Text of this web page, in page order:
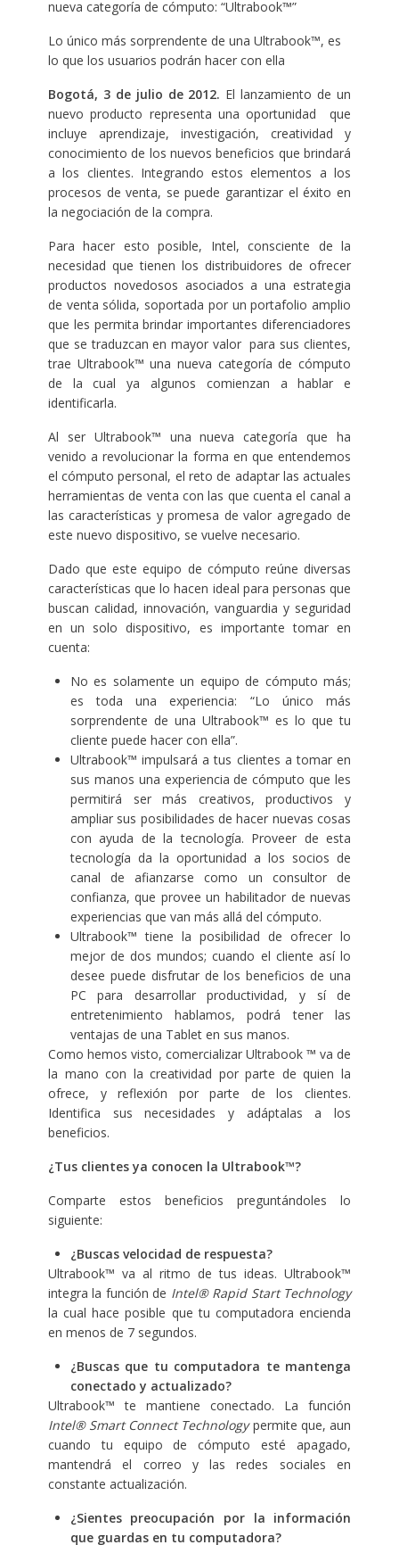
nueva categoría de cómputo: “Ultrabook™”
Lo único más sorprendente de una Ultrabook™, es
lo que los usuarios podrán hacer con ella
Bogotá, 3 de julio de 2012. El lanzamiento de un
nuevo producto representa una oportunidad que
incluye aprendizaje, investigación, creatividad y
conocimiento de los nuevos beneficios que brindará
a los clientes. Integrando estos elementos a los
procesos de venta, se puede garantizar el éxito en
la negociación de la compra.
Para hacer esto posible, Intel, consciente de la
necesidad que tienen los distribuidores de ofrecer
productos novedosos asociados a una estrategia
de venta sólida, soportada por un portafolio amplio
que les permita brindar importantes diferenciadores
que se traduzcan en mayor valor para sus clientes,
trae Ultrabook™ una nueva categoría de cómputo
de la cual ya algunos comienzan a hablar e
identificarla.
Al ser Ultrabook™ una nueva categoría que ha
venido a revolucionar la forma en que entendemos
el cómputo personal, el reto de adaptar las actuales
herramientas de venta con las que cuenta el canal a
las características y promesa de valor agregado de
este nuevo dispositivo, se vuelve necesario.
Dado que este equipo de cómputo reúne diversas
características que lo hacen ideal para personas que
buscan calidad, innovación, vanguardia y seguridad
en un solo dispositivo, es importante tomar en
cuenta:
No es solamente un equipo de cómputo más;
es toda una experiencia: “Lo único más
sorprendente de una Ultrabook™ es lo que tu
cliente puede hacer con ella”.
Ultrabook™ impulsará a tus clientes a tomar en
sus manos una experiencia de cómputo que les
permitirá ser más creativos, productivos y
ampliar sus posibilidades de hacer nuevas cosas
con ayuda de la tecnología. Proveer de esta
tecnología da la oportunidad a los socios de
canal de afianzarse como un consultor de
confianza, que provee un habilitador de nuevas
experiencias que van más allá del cómputo.
Ultrabook™ tiene la posibilidad de ofrecer lo
mejor de dos mundos; cuando el cliente así lo
desee puede disfrutar de los beneficios de una
PC para desarrollar productividad, y sí de
entretenimiento hablamos, podrá tener las
ventajas de una Tablet en sus manos.
Como hemos visto, comercializar Ultrabook™va de
la mano con la creatividad por parte de quien la
ofrece, y reflexión por parte de los clientes.
Identifica sus necesidades y adáptalas a los
beneficios.
¿Tus clientes ya conocen la Ultrabook™?
Comparte estos beneficios preguntándoles lo
siguiente:
¿Buscas velocidad de respuesta?
Ultrabook™ va al ritmo de tus ideas. Ultrabook™
integra la función de Intel® Rapid Start Technology
la cual hace posible que tu computadora encienda
en menos de 7 segundos.
¿Buscas que tu computadora te mantenga
conectado y actualizado?
Ultrabook™ te mantiene conectado. La función
Intel® Smart Connect Technologypermite que, aun
cuando tu equipo de cómputo esté apagado,
mantendrá el correo y las redes sociales en
constante actualización.
¿Sientes preocupación por la información
que guardas en tu computadora?